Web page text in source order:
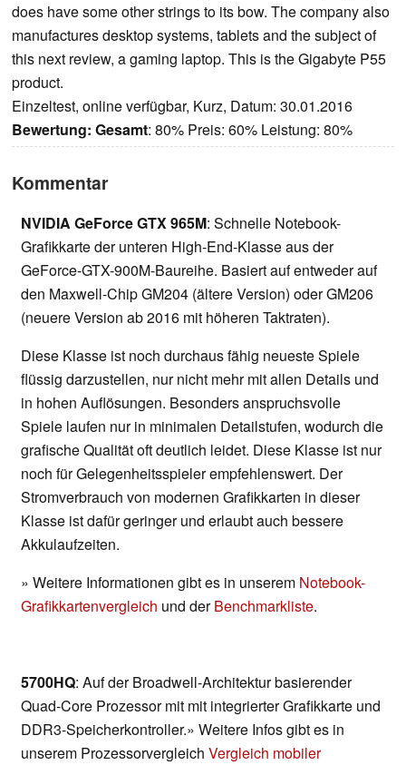
does have some other strings to its bow. The company also
manufactures desktop systems, tablets and the subject of
this next review, a gaming laptop. This is the Gigabyte P55
product.
Einzeltest, online verfügbar, Kurz, Datum: 30.01.2016
Bewertung: Gesamt: 80% Preis: 60% Leistung: 80%
Kommentar
NVIDIA GeForce GTX 965M: Schnelle Notebook-
Grafikkarte der unteren High-End-Klasse aus der
GeForce-GTX-900M-Baureihe. Basiert auf entweder auf
den Maxwell-Chip GM204 (ältere Version) oder GM206
(neuere Version ab 2016 mit höheren Taktraten).
Diese Klasse ist noch durchaus fähig neueste Spiele
flüssig darzustellen, nur nicht mehr mit allen Details und
in hohen Auflösungen. Besonders anspruchsvolle
Spiele laufen nur in minimalen Detailstufen, wodurch die
grafische Qualität oft deutlich leidet. Diese Klasse ist nur
noch für Gelegenheitsspieler empfehlenswert. Der
Stromverbrauch von modernen Grafikkarten in dieser
Klasse ist dafür geringer und erlaubt auch bessere
Akkulaufzeiten.
» Weitere Informationen gibt es in unserem Notebook-
Grafikkartenvergleich und derBenchmarkliste.
5700HQ: Auf der Broadwell-Architektur basierender
Quad-Core Prozessor mit mit integrierter Grafikkarte und
DDR3-Speicherkontroller.» Weitere Infos gibt es in
unserem Prozessorvergleich Vergleich mobiler